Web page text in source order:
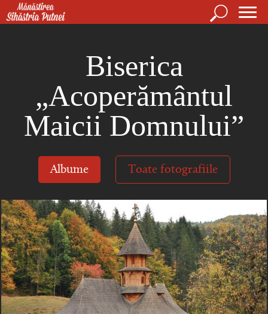
Mergi la conţinutul principal
Căutare
Biserica
„Acoperământul
Maicii Domnului”
Albume Toate fotografiile